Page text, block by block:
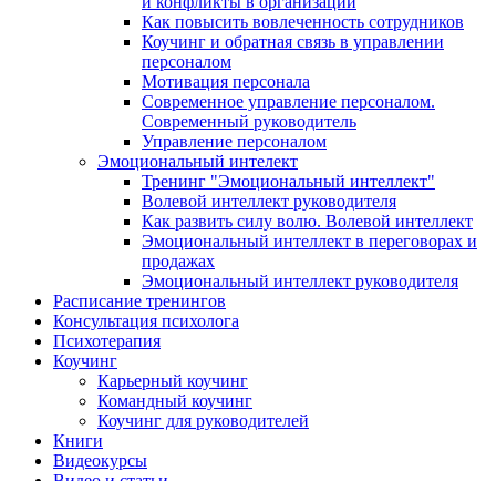
Как повысить вовлеченность сотрудников
Коучинг и обратная связь в управлении
персоналом
Мотивация персонала
Современное управление персоналом.
Современный руководитель
Управление персоналом
Эмоциональный интелект
Тренинг "Эмоциональный интеллект"
Волевой интеллект руководителя
Как развить силу волю. Волевой интеллект
Эмоциональный интеллект в переговорах и
продажах
Эмоциональный интеллект руководителя
Расписание тренингов
Консультация психолога
Психотерапия
Коучинг
Карьерный коучинг
Командный коучинг
Коучинг для руководителей
Книги
Видеокурсы